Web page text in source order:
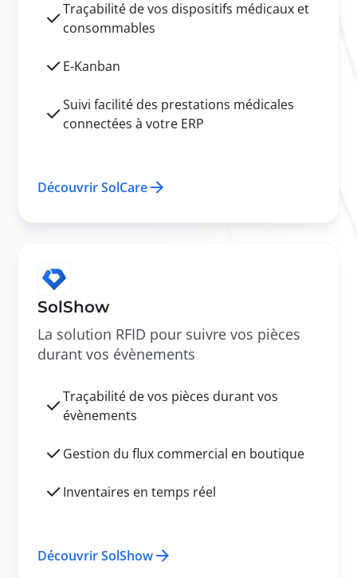
Traçabilité de vos dispositifs médicaux et
consommables
E-Kanban
Suivi facilité des prestations médicales
connectées à votre ERP
Découvrir SolCare
SolShow
La solution RFID pour suivre vos pièces
durant vos évènements
Traçabilité de vos pièces durant vos
évènements
Gestion du flux commercial en boutique
Inventaires en temps réel
Découvrir SolShow